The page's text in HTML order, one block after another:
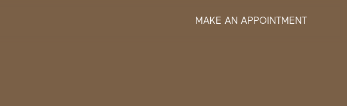
MAKE AN APPOINTMENT